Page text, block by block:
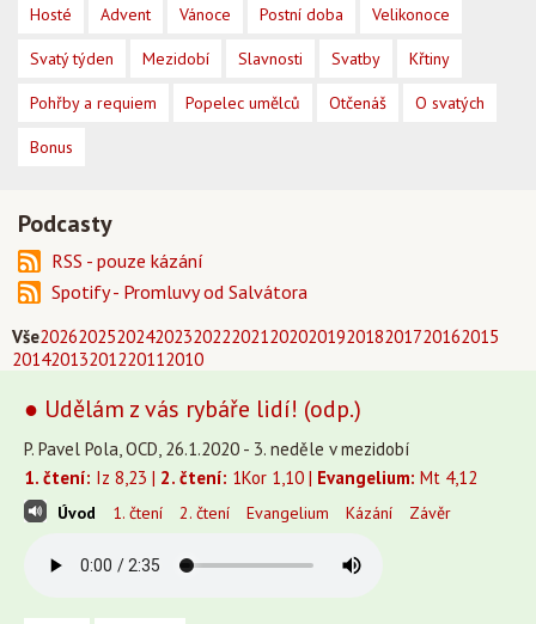
Vše202620252024202320222021202020192018201720162015
20142013201220112010
● Udělám z vás rybáře lidí! (odp.)
P. Pavel Pola, OCD, 26.1.2020 - 3. neděle v mezidobí
1. čtení: Iz 8,23 | 2. čtení: 1Kor 1,10 | Evangelium: Mt 4,12
Úvod 1. čtení 2. čtení Evangelium Kázání Závěr
Hosté Advent Vánoce Postní doba Velikonoce
Svatý týden Mezidobí Slavnosti Svatby Křtiny
Pohřby a requiem Popelec umělců Otčenáš O svatých
Bonus
Podcasty
RSS - pouze kázání
Spotify - Promluvy od Salvátora